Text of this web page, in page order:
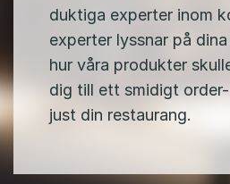
duktiga experter inom
experter lyssnar på
hur våra produkter
dig till ett smidigt
just din restaurang.